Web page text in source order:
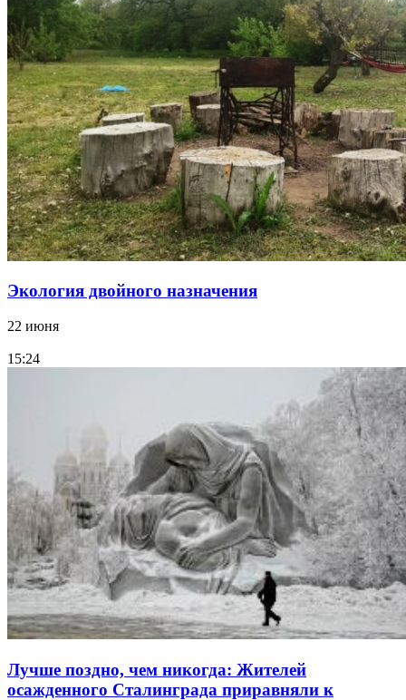
Экология двойного назначения
22 июня
15:24
Лучше поздно, чем никогда: Жителей
осажденного Сталинграда приравняли к